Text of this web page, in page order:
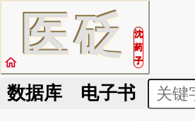
医砭
沈
药
子
home
数据库 电子书